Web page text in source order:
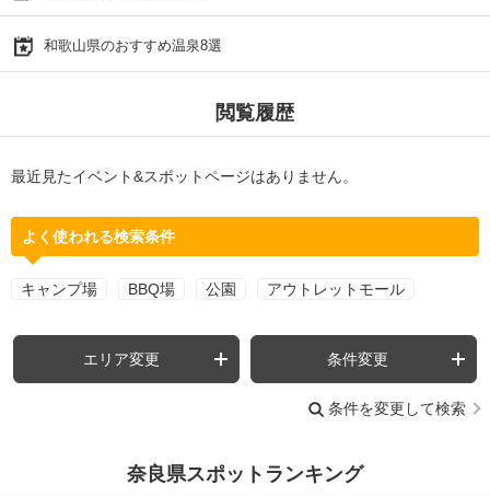
和歌山県のおすすめ温泉8選
閲覧履歴
最近見たイベント&スポットページはありません。
よく使われる検索条件
キャンプ場 BBQ場 公園 アウトレットモール
エリア変更 条件変更
条件を変更して検索
奈良県スポットランキング